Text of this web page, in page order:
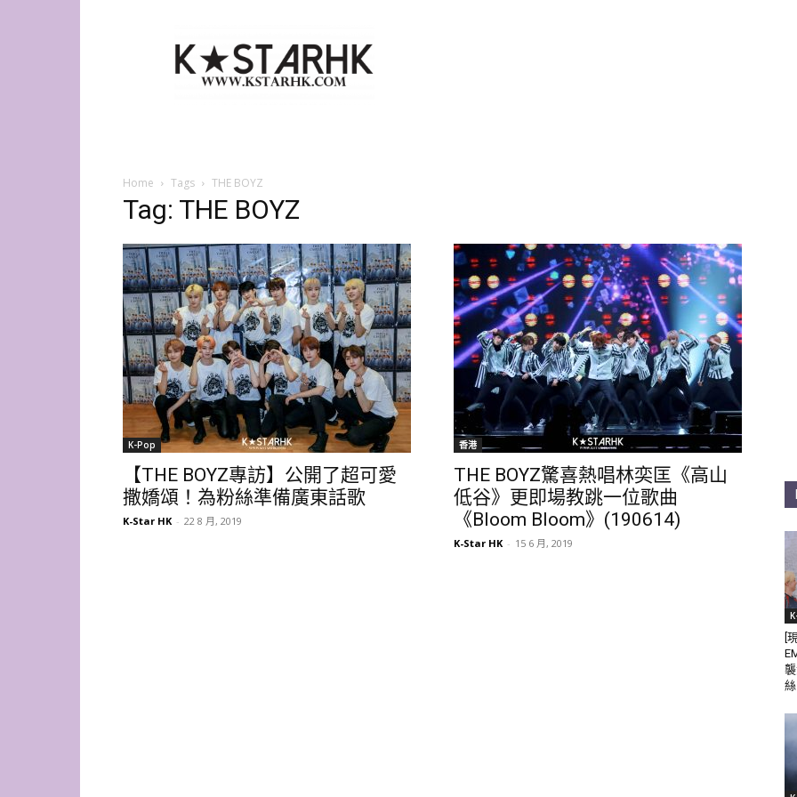
Star
HK
Home Tags THE BOYZ
Tag: THE BOYZ
K-Pop
【THE BOYZ專訪】公開了超可愛
撒嬌頌！為粉絲準備廣東話歌
K-Star HK - 22 8 月, 2019
香港
THE BOYZ驚喜熱唱林奕匡《高山
低谷》更即場教跳一位歌曲
《Bloom Bloom》(190614)
K-Star HK - 15 6 月, 2019
[